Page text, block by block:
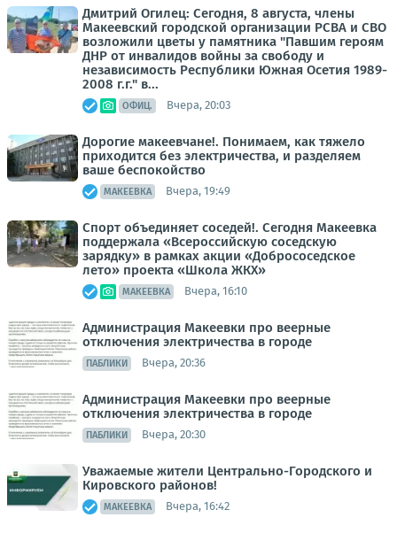
Дмитрий Огилец: Сегодня, 8 августа, члены
Макеевский городской организации РСВА и СВО
возложили цветы у памятника "Павшим героям
ДНР от инвалидов войны за свободу и
независимость Республики Южная Осетия 1989-
2008 г.г." в...
ОФИЦ. Вчера, 20:03
Дорогие макеевчане!. Понимаем, как тяжело
приходится без электричества, и разделяем
ваше беспокойство
МАКЕЕВКА Вчера, 19:49
Спорт объединяет соседей!. Сегодня Макеевка
поддержала «Всероссийскую соседскую
зарядку» в рамках акции «Добрососедское
лето» проекта «Школа ЖКХ»
МАКЕЕВКА Вчера, 16:10
Администрация Макеевки про веерные
отключения электричества в городе
ПАБЛИКИ Вчера, 20:36
Администрация Макеевки про веерные
отключения электричества в городе
ПАБЛИКИ Вчера, 20:30
Уважаемые жители Центрально-Городского и
Кировского районов!
МАКЕЕВКА Вчера, 16:42